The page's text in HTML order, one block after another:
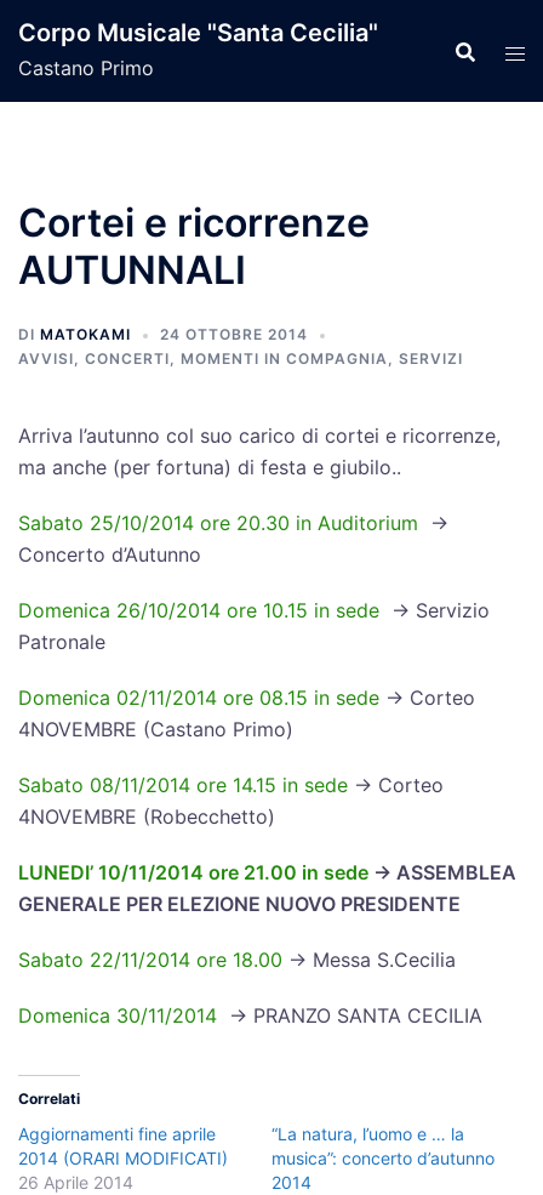
contenuto
Corpo Musicale "Santa Cecilia"
Castano Primo
Cortei e ricorrenze
AUTUNNALI
DI MATOKAMI
24 OTTOBRE 2014
AVVISI, CONCERTI, MOMENTI IN COMPAGNIA, SERVIZI
Arriva l’autunno col suo carico di cortei e ricorrenze,
ma anche (per fortuna) di festa e giubilo..
Sabato 25/10/2014 ore 20.30 in Auditorium ->
Concerto d’Autunno
Domenica 26/10/2014 ore 10.15 in sede -> Servizio
Patronale
Domenica 02/11/2014 ore 08.15 in sede -> Corteo
4NOVEMBRE (Castano Primo)
Sabato 08/11/2014 ore 14.15 in sede -> Corteo
4NOVEMBRE (Robecchetto)
LUNEDI’ 10/11/2014 ore 21.00 in sede -> ASSEMBLEA
GENERALE PER ELEZIONE NUOVO PRESIDENTE
Sabato 22/11/2014 ore 18.00 -> Messa S.Cecilia
Domenica 30/11/2014 -> PRANZO SANTA CECILIA
Correlati
Aggiornamenti fine aprile
2014 (ORARI MODIFICATI)
26 Aprile 2014
“La natura, l’uomo e … la
musica”: concerto d’autunno
2014